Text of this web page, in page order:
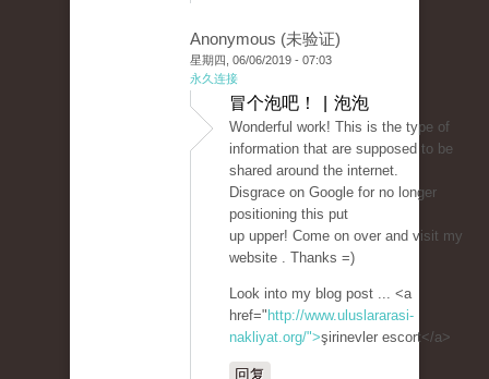
Anonymous (未验证)
星期四, 06/06/2019 - 07:03
永久连接
冒个泡吧！ | 泡泡
Wonderful work! This is the type of
information that are supposed to be
shared around the internet.
Disgrace on Google for no longer
positioning this put
up upper! Come on over and visit my
website . Thanks =)
Look into my blog post ... <a
href=" http://www.uluslararasi-
nakliyat.org/">şirinevler escort</a>
回复